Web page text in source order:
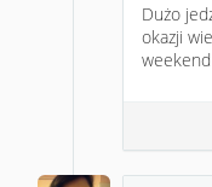
Dużo
okazji
weekend